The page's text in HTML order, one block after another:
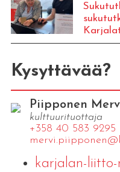
Kysyttävää?
Piipponen
kulttuurituottaja
+358 40 583 9295
karjalan-